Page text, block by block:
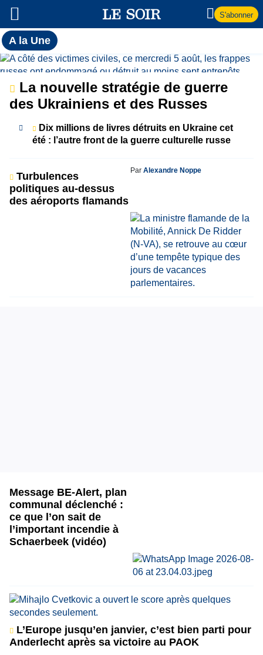
S'abonner
A la UneToutes
l'actualité
du Soir
A
la
Une
La nouvelle stratégie de guerre
des Ukrainiens et des Russes
Dix millions de livres détruits en Ukraine cet
été : l’autre front de la guerre culturelle russe
Turbulences
politiques au-dessus
des aéroports flamands
Par Alexandre Noppe
Message BE-Alert, plan
communal déclenché :
ce que l’on sait de
l’important incendie à
Schaerbeek (vidéo)
L’Europe jusqu’en janvier, c’est bien parti pour
Anderlecht après sa victoire au PAOK